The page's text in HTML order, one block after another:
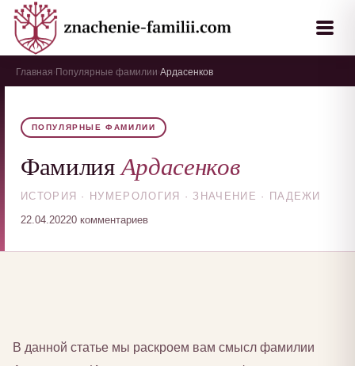
Главная Популярные фамилии Ардасенков
ПОПУЛЯРНЫЕ ФАМИЛИИ
ФамилияАрдасенков
ИСТОРИЯ · НУМЕРОЛОГИЯ · ЗНАЧЕНИЕ · ПАДЕЖИ
22.04.20220 комментариев
В данной статье мы раскроем вам смысл фамилии